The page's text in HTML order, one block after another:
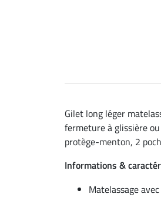
Gilet long léger
fermeture à glissière
protège-menton, 2
Informations &
Matelassage